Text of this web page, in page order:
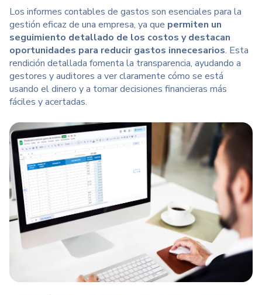
Los informes contables de gastos son esenciales para la
gestión eficaz de una empresa, ya que permiten un
seguimiento detallado de los costos y destacan
oportunidades para reducir gastos innecesarios. Esta
rendición detallada fomenta la transparencia, ayudando a
gestores y auditores a ver claramente cómo se está
usando el dinero y a tomar decisiones financieras más
fáciles y acertadas.